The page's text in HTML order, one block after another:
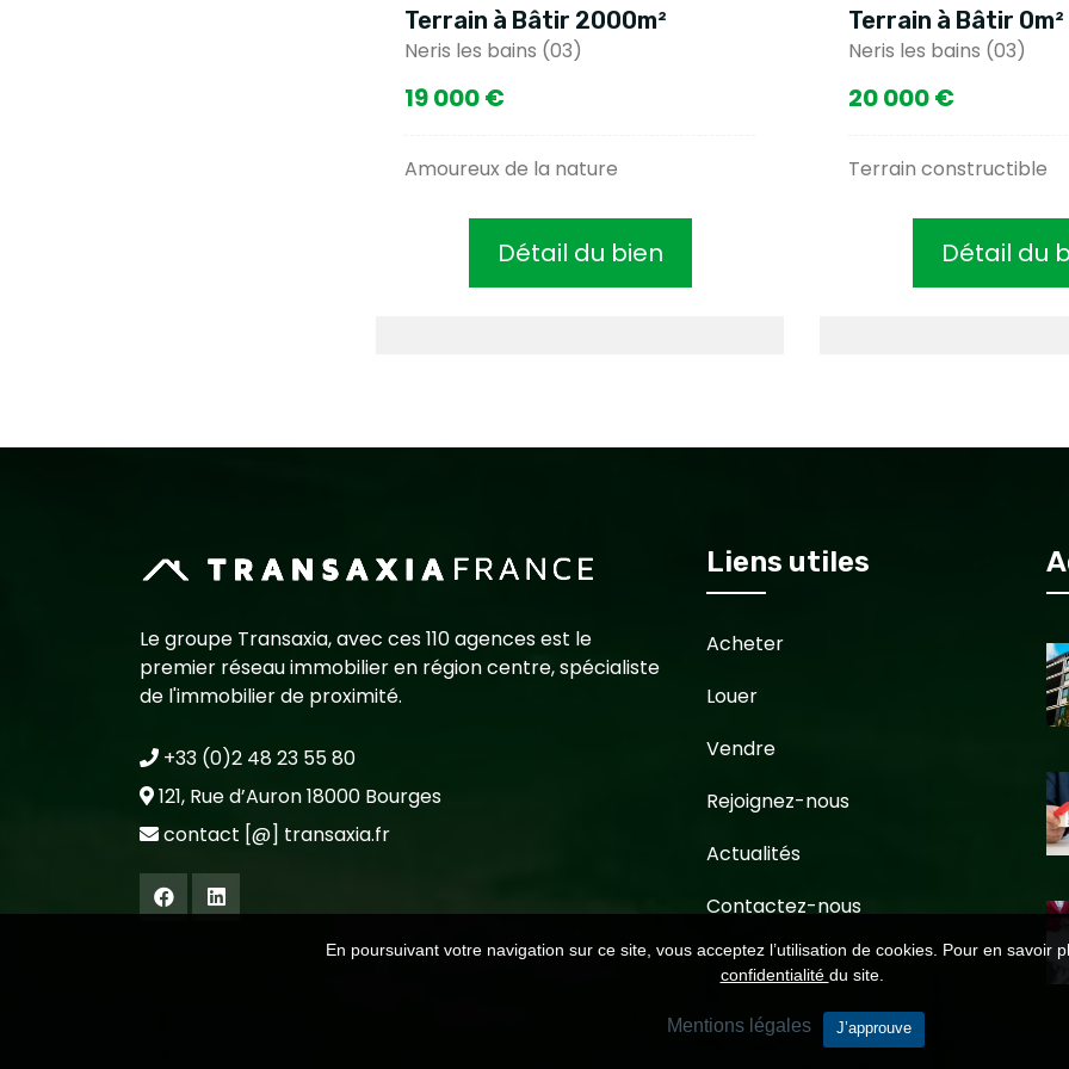
Terrain à Bâtir 2000m²
Neris les bains (03)
19 000 €
Amoureux de la nature
Détail du bien
Terrain à Bâtir 0m²
Neris les bains (03)
20 000 €
Terrain constructible
Détail du
Le groupe Transaxia, avec ces 110 agences est le
premier réseau immobilier en région centre, spécialiste
de l'immobilier de proximité.
+33 (0)2 48 23 55 80
121, Rue d’Auron 18000 Bourges
contact [@] transaxia.fr
Liens utiles
Acheter
Louer
Vendre
Rejoignez-nous
Actualités
Contactez-nous
En poursuivant votre navigation sur ce site, vous acceptez l’utilisation de cookies. Pour en savoir
confidentialité du site.
Mentions légales J’approuve